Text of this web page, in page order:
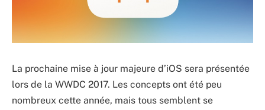
La prochaine mise à jour majeure d’iOS sera présentée
lors de la WWDC 2017. Les concepts ont été peu
nombreux cette année, mais tous semblent se